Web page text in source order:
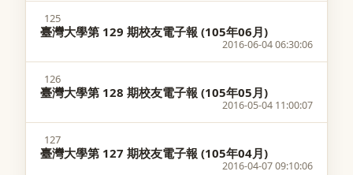
125
臺灣大學第 129 期校友電子報 (105年06月)
2016-06-04 06:30:06
126
臺灣大學第 128 期校友電子報 (105年05月)
2016-05-04 11:00:07
127
臺灣大學第 127 期校友電子報 (105年04月)
2016-04-07 09:10:06